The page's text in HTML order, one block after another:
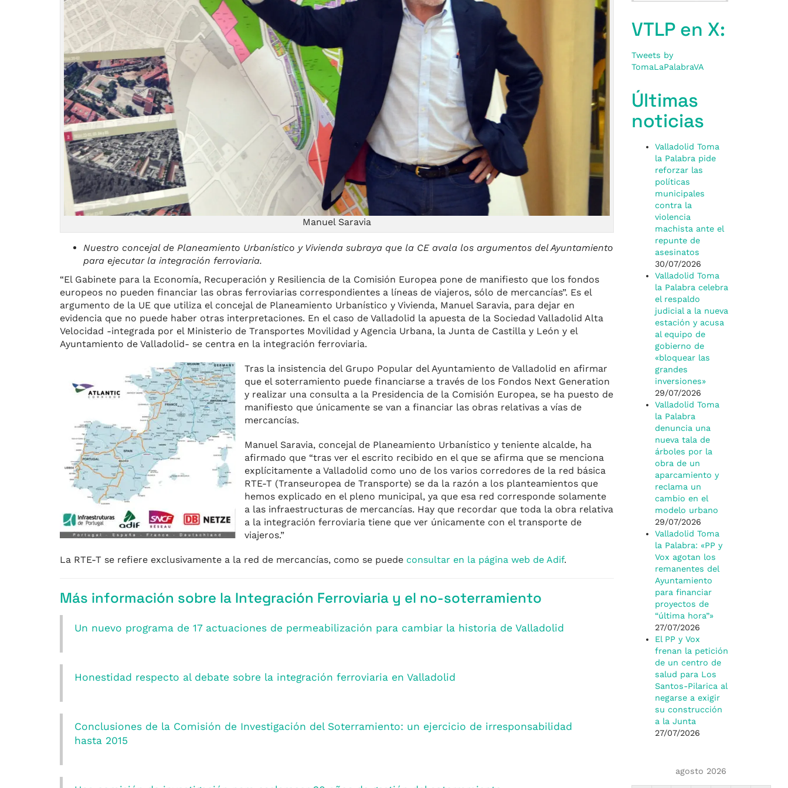
Manuel Saravia
Nuestro concejal de Planeamiento Urbanístico y Vivienda subraya que la CE avala los argumentos del Ayuntamiento
para ejecutar la integración ferroviaria.
“El Gabinete para la Economía, Recuperación y Resiliencia de la Comisión Europea pone de manifiesto que los fondos
europeos no pueden financiar las obras ferroviarias correspondientes a líneas de viajeros, sólo de mercancías”. Es el
argumento de la UE que utiliza el concejal de Planeamiento Urbanístico y Vivienda, Manuel Saravia, para dejar en
evidencia que no puede haber otras interpretaciones. En el caso de Valladolid la apuesta de la Sociedad Valladolid Alta
Velocidad -integrada por el Ministerio de Transportes Movilidad y Agencia Urbana, la Junta de Castilla y León y el
Ayuntamiento de Valladolid- se centra en la integración ferroviaria.
Tras la insistencia del Grupo Popular del Ayuntamiento de Valladolid en afirmar
que el soterramiento puede financiarse a través de los Fondos Next Generation
y realizar una consulta a la Presidencia de la Comisión Europea, se ha puesto de
manifiesto que únicamente se van a financiar las obras relativas a vías de
mercancías.
Manuel Saravia, concejal de Planeamiento Urbanístico y teniente alcalde, ha
afirmado que “tras ver el escrito recibido en el que se afirma que se menciona
explícitamente a Valladolid como uno de los varios corredores de la red básica
RTE-T (Transeuropea de Transporte) se da la razón a los planteamientos que
hemos explicado en el pleno municipal, ya que esa red corresponde solamente
a las infraestructuras de mercancías. Hay que recordar que toda la obra relativa
a la integración ferroviaria tiene que ver únicamente con el transporte de
viajeros.”
La RTE-T se refiere exclusivamente a la red de mercancías, como se puede consultar en la página web de Adif.
Más información sobre la Integración Ferroviaria y el no-soterramiento
Un nuevo programa de 17 actuaciones de permeabilización para cambiar la historia de Valladolid
Honestidad respecto al debate sobre la integración ferroviaria en Valladolid
Conclusiones de la Comisión de Investigación del Soterramiento: un ejercicio de irresponsabilidad
hasta 2015
VTLP en X:
Tweets by
TomaLaPalabraVA
Últimas
noticias
Valladolid Toma
la Palabra pide
reforzar las
políticas
municipales
contra la
violencia
machista ante el
repunte de
asesinatos
30/07/2026
Valladolid Toma
la Palabra celebra
el respaldo
judicial a la nueva
estación y acusa
al equipo de
gobierno de
«bloquear las
grandes
inversiones»
29/07/2026
Valladolid Toma
la Palabra
denuncia una
nueva tala de
árboles por la
obra de un
aparcamiento y
reclama un
cambio en el
modelo urbano
29/07/2026
Valladolid Toma
la Palabra: «PP y
Vox agotan los
remanentes del
Ayuntamiento
para financiar
proyectos de
“última hora”»
27/07/2026
El PP y Vox
frenan la petición
de un centro de
salud para Los
Santos-Pilarica al
negarse a exigir
su construcción
a la Junta
27/07/2026
agosto 2026